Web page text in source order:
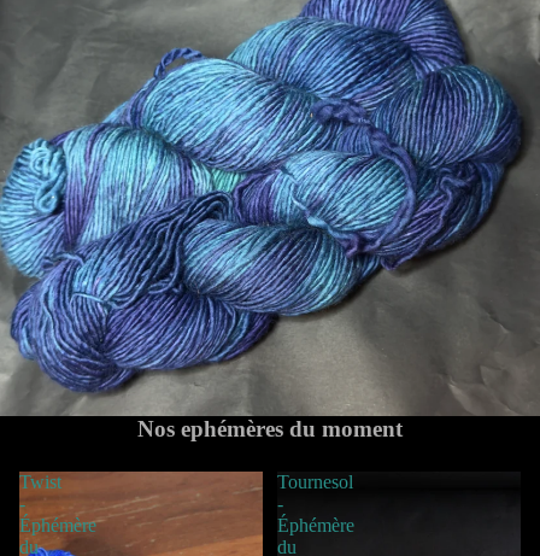
Nos ephémères du moment
Twist
-
Éphémère
du
Tournesol
-
Éphémère
du